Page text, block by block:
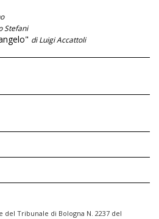
Stefani
di Luigi Accattoli
del Tribunale di Bologna N. 2237 del